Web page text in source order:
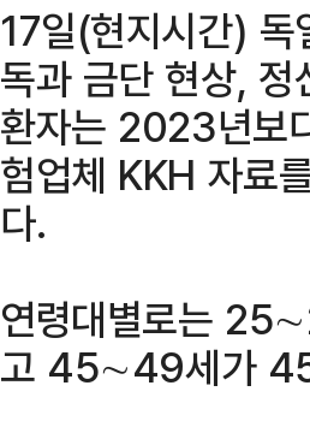
17일(현지시간)
독과 금단 현상,
환자는 2023년보
험업체 KKH 자료
다.
연령대별로는
고 45∼49세가 45